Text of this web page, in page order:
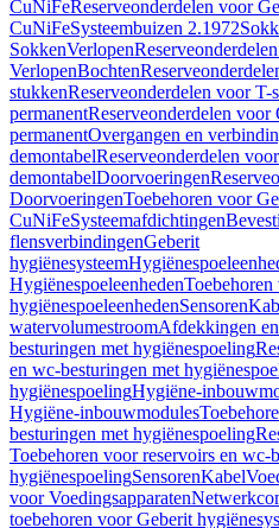
CuNiFeReserveonderdelen voor
CuNiFeSysteembuizen 2.1972
SokkenVerlopen
VerlopenBochten
stukkenReserveonderdelen voor T-
permanentReserveonderdelen voor
permanentOvergangen en
demontabelReserveonderdelen
demontabelDoorvoeringen
DoorvoeringenToebehoren voor
CuNiFeSysteemafdichtingen
flensverbindingenGeberit
hygiënesysteem
HygiënespoeleenhedenToebehoren
hygiënespoeleenhedenSensoren
watervolumestroomAfdekkingen
besturingen met hygiënespoeling
en wc-besturingen met
hygiënespoelingHygiëne-
Hygiëne-inbouwmodules
besturingen met hygiënespoeling
Toebehoren voor reservoirs en wc-
hygiënespoelingSensorenKabel
voor Voedingsapparaten
toebehoren voor Geberit